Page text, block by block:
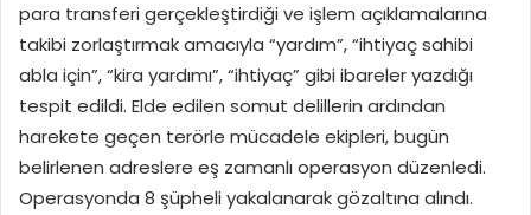
para transferi gerçekleştirdiği ve işlem açıklamalarına
takibi zorlaştırmak amacıyla “yardım”, “ihtiyaç sahibi
abla için”, “kira yardımı”, “ihtiyaç” gibi ibareler yazdığı
tespit edildi. Elde edilen somut delillerin ardından
harekete geçen terörle mücadele ekipleri, bugün
belirlenen adreslere eş zamanlı operasyon düzenledi.
Operasyonda 8 şüpheli yakalanarak gözaltına alındı.